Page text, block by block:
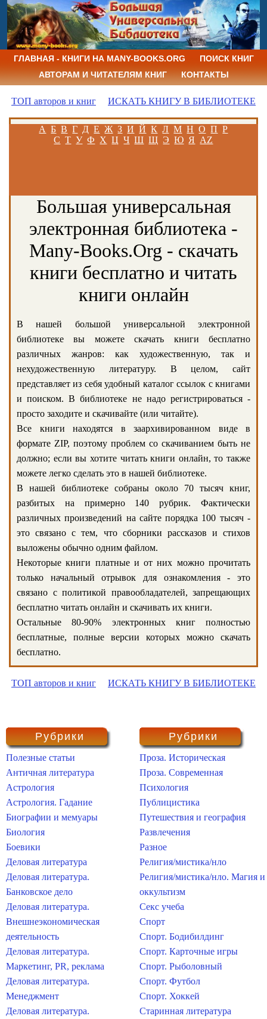
ГЛАВНАЯ - КНИГИ НА MANY-BOOKS.ORG
ПОИСК КНИГ
АВТОРАМ И ЧИТАТЕЛЯМ КНИГ
КОНТАКТЫ
ТОП авторов и книг ИСКАТЬ КНИГУ В БИБЛИОТЕКЕ
А Б В Г Д Е Ж З И Й К Л М Н О П Р
С Т У Ф Х Ц Ч Ш Щ Э Ю Я AZ
Большая универсальная
электронная библиотека -
Many-Books.Org - скачать
книги бесплатно и читать
книги онлайн
В нашей большой универсальной электронной
библиотеке вы можете скачать книги бесплатно
различных жанров: как художественную, так и
нехудожественную литературу. В целом, сайт
представляет из себя удобный каталог ссылок с книгами
и поиском. В библиотеке не надо регистрироваться -
просто заходите и скачивайте (или читайте).
Все книги находятся в заархивированном виде в
формате ZIP, поэтому проблем со скачиванием быть не
должно; если вы хотите читать книги онлайн, то также
можете легко сделать это в нашей библиотеке.
В нашей библиотеке собраны около 70 тысяч книг,
разбитых на примерно 140 рубрик. Фактически
различных произведений на сайте порядка 100 тысяч -
это связано с тем, что сборники рассказов и стихов
выложены обычно одним файлом.
Некоторые книги платные и от них можно прочитать
только начальный отрывок для ознакомления - это
связано с политикой правообладателей, запрещающих
бесплатно читать онлайн и скачивать их книги.
Остальные 80-90% электронных книг полностью
бесплатные, полные версии которых можно скачать
бесплатно.
ТОП авторов и книг ИСКАТЬ КНИГУ В БИБЛИОТЕКЕ
Рубрики
Полезные статьи
Античная литература
Астрология
Астрология. Гадание
Биографии и мемуары
Биология
Боевики
Деловая литература
Деловая литература.
Банковское дело
Деловая литература.
Внешнеэкономическая
деятельность
Деловая литература.
Маркетинг, PR, реклама
Деловая литература.
Менеджмент
Деловая литература.
Рубрики
Проза. Историческая
Проза. Современная
Психология
Публицистика
Путешествия и география
Развлечения
Разное
Религия/мистика/нло
Религия/мистика/нло. Магия и
оккультизм
Секс учеба
Спорт
Спорт. Бодибилдинг
Спорт. Карточные игры
Спорт. Рыболовный
Спорт. Футбол
Спорт. Хоккей
Старинная литература